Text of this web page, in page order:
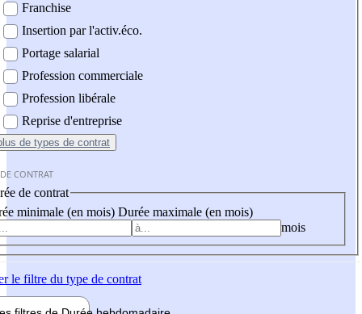
Franchise
Insertion par l'activ.éco.
Portage salarial
Profession commerciale
Profession libérale
Reprise d'entreprise
de types de contrat
CONTRAT
de contrat
minimale (en mois) Durée maximale (en mois)
mois
le filtre du type de contrat